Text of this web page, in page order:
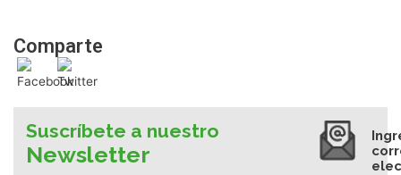
Comparte
Suscríbete a nuestro
Newsletter